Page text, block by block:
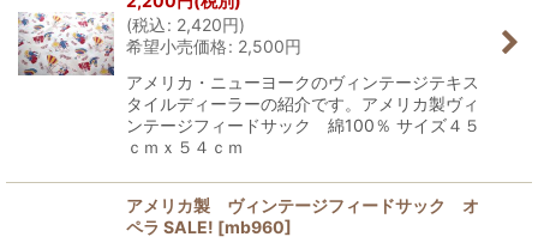
(税込: 2,420円)
希望小売価格: 2,500円
アメリカ・ニューヨークのヴィンテージテキス
タイルディーラーの紹介です。アメリカ製ヴィ
ンテージフィードサック 綿100％ サイズ４５
ｃｍｘ５４ｃｍ
アメリカ製 ヴィンテージフィードサック オ
ペラ SALE! [mb960]